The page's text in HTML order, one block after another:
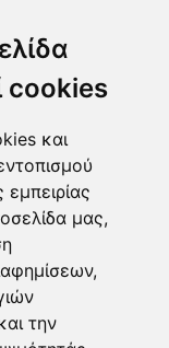
cookies
και
εμπειρίας
μας,
την